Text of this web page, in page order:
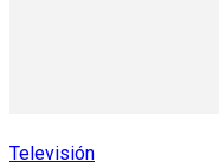
Televisión